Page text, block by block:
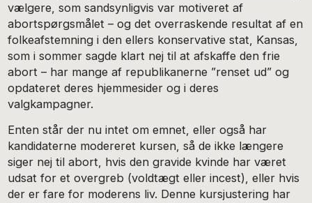
vælgere, som sandsynligvis var motiveret af
abortspørgsmålet – og det overraskende resultat af en
folkeafstemning i den ellers konservative stat, Kansas,
som i sommer sagde klart nej til at afskaffe den frie
abort – har mange af republikanerne ”renset ud” og
opdateret deres hjemmesider og i deres
valgkampagner.
Enten står der nu intet om emnet, eller også har
kandidaterne modereret kursen, så de ikke længere
siger nej til abort, hvis den gravide kvinde har været
udsat for et overgreb (voldtægt eller incest), eller hvis
der er fare for moderens liv. Denne kursjustering har